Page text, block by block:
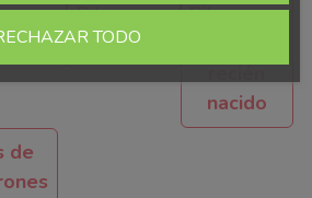
cristal
Biberones
látex
Biberones
recién
nacido
de
TODO